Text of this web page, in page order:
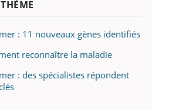
: 11 nouveaux gènes identifiés
reconnaître la maladie
: des spécialistes répondent